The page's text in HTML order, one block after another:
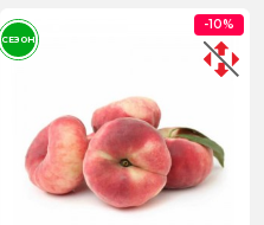
-10%
СЕЗОН